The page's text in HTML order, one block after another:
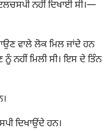
ਨਹੀਂ ਦਿਖਾਈ ਸੀ।​—
ਵਾਲੇ ਲੋਕ ਮਿਲ ਜਾਂਦੇ ਹਨ
ਨੂੰ ਨਹੀਂ ਮਿਲੀ ਸੀ। ਇਸ ਦੇ ਤਿੰਨ
ਦਿਖਾਉਂਦੇ ਹਨ।